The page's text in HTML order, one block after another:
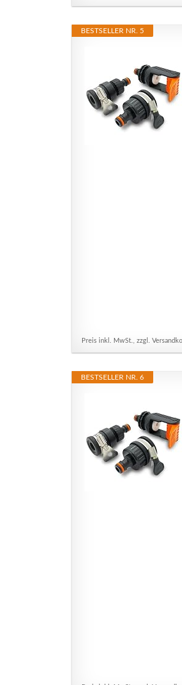
BESTSELLER NR. 5
Preis inkl. MwSt., zzgl.
BESTSELLER NR. 6